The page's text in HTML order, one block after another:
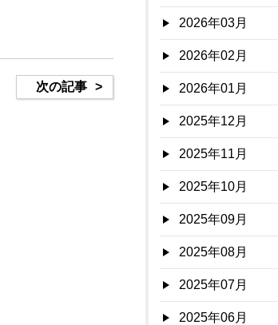
次の記事 >
2026年03月
2026年02月
2026年01月
2025年12月
2025年11月
2025年10月
2025年09月
2025年08月
2025年07月
2025年06月